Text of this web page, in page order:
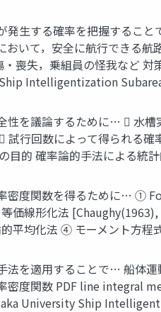
発⽣する確率を把握するこ
おいて，安全に航⾏できる
喪失，乗組員の怪我など
Intelligentization
性を議論するために…  ⽔
試⾏回数によって得られる
⽬的 確率論的⼿法による
密度関数を得るために… ①
価線形化法
平均化法 ④ モーメント⽅
法を適⽤することで… 船体
密度関数 PDF line integral
University Ship